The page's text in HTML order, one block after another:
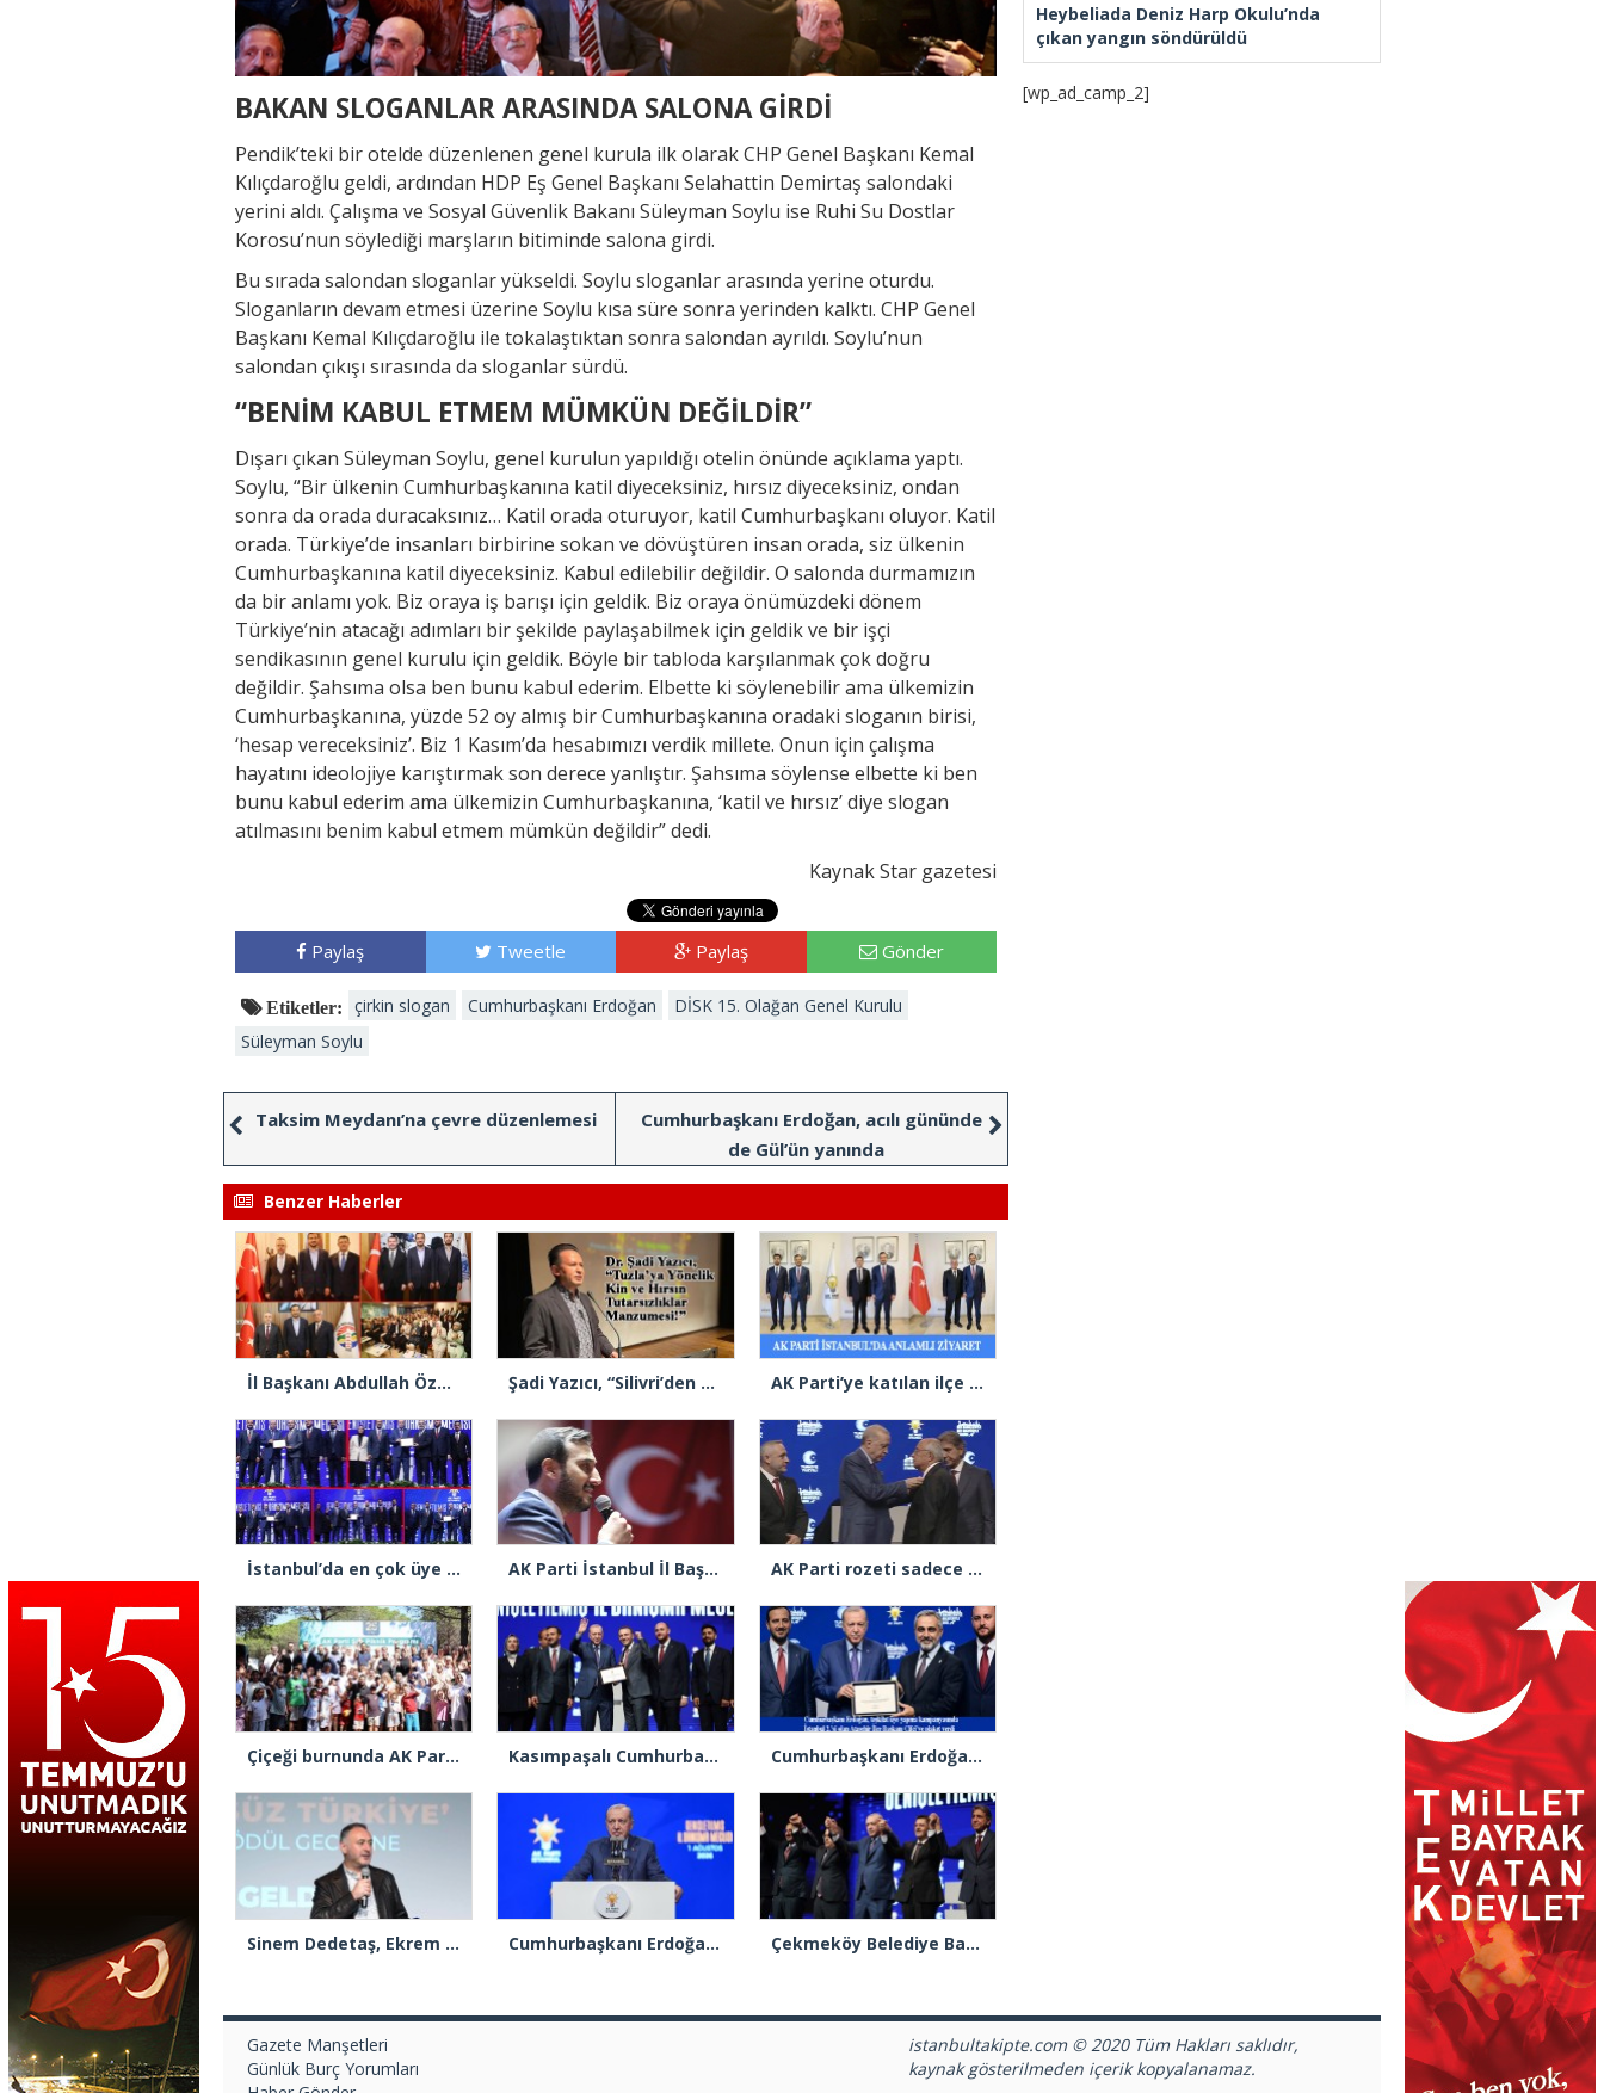
BAKAN SLOGANLAR ARASINDA SALONA GİRDİ
Pendik’teki bir otelde düzenlenen genel kurula ilk olarak CHP Genel Başkanı Kemal
Kılıçdaroğlu geldi, ardından HDP Eş Genel Başkanı Selahattin Demirtaş salondaki
yerini aldı. Çalışma ve Sosyal Güvenlik Bakanı Süleyman Soylu ise Ruhi Su Dostlar
Korosu’nun söylediği marşların bitiminde salona girdi.
Bu sırada salondan sloganlar yükseldi. Soylu sloganlar arasında yerine oturdu.
Sloganların devam etmesi üzerine Soylu kısa süre sonra yerinden kalktı. CHP Genel
Başkanı Kemal Kılıçdaroğlu ile tokalaştıktan sonra salondan ayrıldı. Soylu’nun
salondan çıkışı sırasında da sloganlar sürdü.
“BENİM KABUL ETMEM MÜMKÜN DEĞİLDİR”
Dışarı çıkan Süleyman Soylu, genel kurulun yapıldığı otelin önünde açıklama yaptı.
Soylu, “Bir ülkenin Cumhurbaşkanına katil diyeceksiniz, hırsız diyeceksiniz, ondan
sonra da orada duracaksınız… Katil orada oturuyor, katil Cumhurbaşkanı oluyor. Katil
orada. Türkiye’de insanları birbirine sokan ve dövüştüren insan orada, siz ülkenin
Cumhurbaşkanına katil diyeceksiniz. Kabul edilebilir değildir. O salonda durmamızın
da bir anlamı yok. Biz oraya iş barışı için geldik. Biz oraya önümüzdeki dönem
Türkiye’nin atacağı adımları bir şekilde paylaşabilmek için geldik ve bir işçi
sendikasının genel kurulu için geldik. Böyle bir tabloda karşılanmak çok doğru
değildir. Şahsıma olsa ben bunu kabul ederim. Elbette ki söylenebilir ama ülkemizin
Cumhurbaşkanına, yüzde 52 oy almış bir Cumhurbaşkanına oradaki sloganın birisi,
‘hesap vereceksiniz’. Biz 1 Kasım’da hesabımızı verdik millete. Onun için çalışma
hayatını ideolojiye karıştırmak son derece yanlıştır. Şahsıma söylense elbette ki ben
bunu kabul ederim ama ülkemizin Cumhurbaşkanına, ‘katil ve hırsız’ diye slogan
atılmasını benim kabul etmem mümkün değildir” dedi.
Kaynak Star gazetesi
Paylaş Tweetle Paylaş Gönder
Etiketler: çirkin slogan Cumhurbaşkanı Erdoğan
DİSK 15. Olağan Genel Kurulu
Süleyman Soylu
Taksim Meydanı’na çevre düzenlemesi
Cumhurbaşkanı Erdoğan, acılı gününde
de Gül’ün yanında
Benzer Haberler
İl Başkanı Abdullah Özdemir: “AK Parti’nin kapısı milletine hizmet etmek isteyen herkese açıktır” Şadi Yazıcı, “Silivri’den alınan talimatla hakkımda karalama kampanyası yürütülüyor” AK Parti’ye katılan ilçe belediye başkanlarından İl Başkanı Özdemir’e ziyaret
İstanbul’da en çok üye yapan ilçe başkanları beratlarını Cumhurbaşkanı Erdoğan’ın elinden aldı AK Parti İstanbul İl Başkanı Abdullah Özdemir’den Ertuğrul Özkök’e “Franco” tepkisi AK Parti rozeti sadece yakaya mı takıldı, yoksa gönüle takılmadı mı?
Çiçeği burnunda AK Parti’li Şile Belediye Başkan Vekili Sacit Terzi, teşkilatlarla piknikte buluştu Kasımpaşalı Cumhurbaşkanı Erdoğan’dan İstanbul üye birincisi Beyoğlu İlçe Başkanı Kasım Fırat’a plaket Cumhurbaşkanı Erdoğan 2.’cilik plaketi verdiği Burak Çifci’den Ataşehir seçimlerini kazanma sözünü aldı
Sinem Dedetaş, Ekrem İmamoğlu’nun kurbanı mı oldu? Cumhurbaşkanı Erdoğan: “Türkiye’nin açık ara birinci partisiyiz” Çekmeköy Belediye Başkanı Orhan Çerkez AK Parti’ye katıldı
Heybeliada Deniz Harp Okulu’nda
çıkan yangın söndürüldü
[wp_ad_camp_2]
Gazete Manşetleri
Günlük Burç Yorumları
istanbultakipte.com © 2020 Tüm Hakları saklıdır,
kaynak gösterilmeden içerik kopyalanamaz.